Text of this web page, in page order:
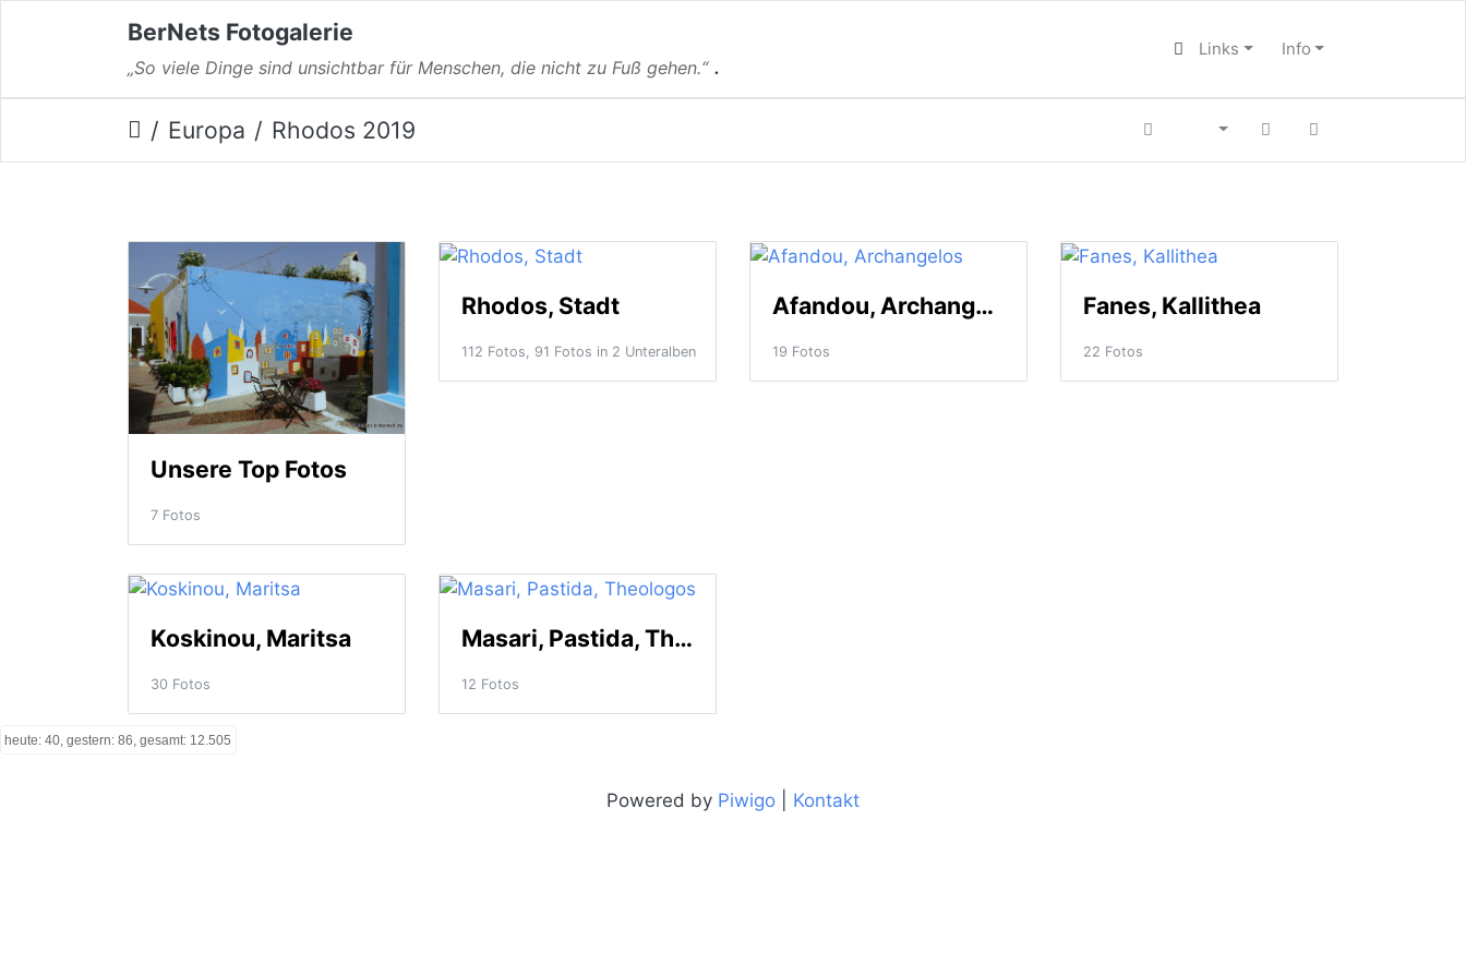
BerNets Fotogalerie
„So viele Dinge sind unsichtbar für Menschen, die nicht zu Fuß gehen.“ .
Links Info
Europa Rhodos 2019
Unsere Top Fotos
7 Fotos
Rhodos, Stadt
112 Fotos, 91 Fotos in 2 Unteralben
Afandou, Archangelos
19 Fotos
Fanes, Kallithea
22 Fotos
Koskinou, Maritsa
30 Fotos
Masari, Pastida, Theologos
12 Fotos
heute: 40, gestern: 86, gesamt: 12.505
Powered by Piwigo Kontakt